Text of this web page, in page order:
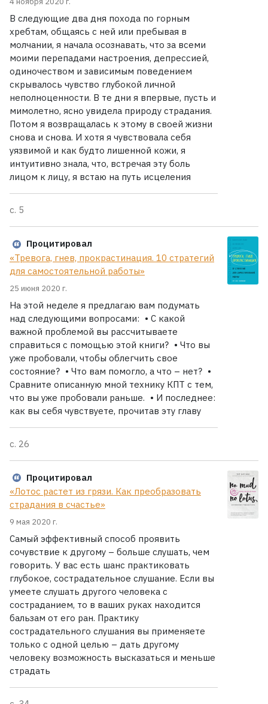
В следующие два дня похода по горным
хребтам, общаясь с ней или пребывая в
молчании, я начала осознавать, что за всеми
моими перепадами настроения, депрессией,
одиночеством и зависимым поведением
скрывалось чувство глубокой личной
неполноценности. В те дни я впервые, пусть и
мимолетно, ясно увидела природу страдания.
Потом я возвращалась к этому в своей жизни
снова и снова. И хотя я чувствовала себя
уязвимой и как будто лишенной кожи, я
интуитивно знала, что, встречая эту боль
лицом к лицу, я встаю на путь исцеления
с. 5
Процитировал
«Тревога, гнев, прокрастинация. 10 стратегий
для самостоятельной работы»
25 июня 2020 г.
На этой неделе я предлагаю вам подумать
над следующими вопросами: • С какой
важной проблемой вы рассчитываете
справиться с помощью этой книги? • Что вы
уже пробовали, чтобы облегчить свое
состояние? • Что вам помогло, а что – нет? •
Сравните описанную мной технику КПТ с тем,
что вы уже пробовали раньше. • И последнее:
как вы себя чувствуете, прочитав эту главу
с. 26
Процитировал
«Лотос растет из грязи. Как преобразовать
страдания в счастье»
9 мая 2020 г.
Самый эффективный способ проявить
сочувствие к другому – больше слушать, чем
говорить. У вас есть шанс практиковать
глубокое, сострадательное слушание. Если вы
умеете слушать другого человека с
состраданием, то в ваших руках находится
бальзам от его ран. Практику
сострадательного слушания вы применяете
только с одной целью – дать другому
человеку возможность высказаться и меньше
страдать